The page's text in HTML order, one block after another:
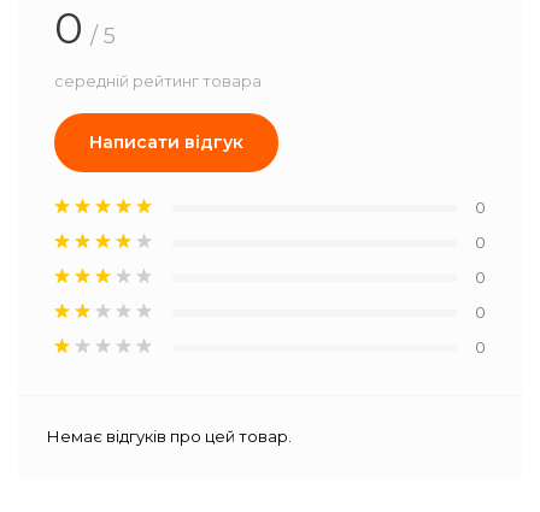
0 / 5
середній рейтинг товара
Написати відгук
0
0
0
0
0
Немає відгуків про цей товар.